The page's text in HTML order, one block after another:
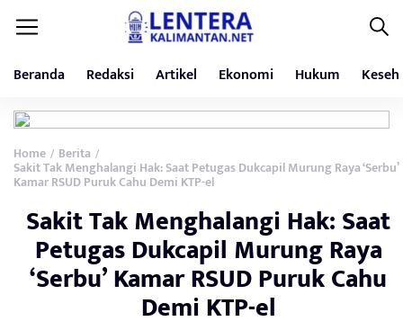
Beranda Redaksi Artikel Ekonomi Hukum
Home / Berita /
Sakit Tak Menghalangi Hak: Saat Petugas Dukcapil Murung Raya ‘Serbu’
Kamar RSUD Puruk Cahu Demi KTP-el
Sakit Tak Menghalangi Hak: Saat
Petugas Dukcapil Murung Raya
‘Serbu’ Kamar RSUD Puruk Cahu
Demi KTP-el